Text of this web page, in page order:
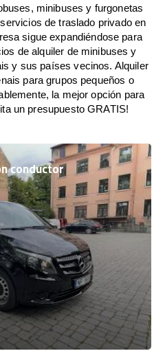
minibuses y furgonetas
de traslado privado en
sigue expandiéndose para
de alquiler de minibuses y
y sus países vecinos. Alquiler
para grupos pequeños o
la mejor opción para
un presupuesto GRATIS!
conductor